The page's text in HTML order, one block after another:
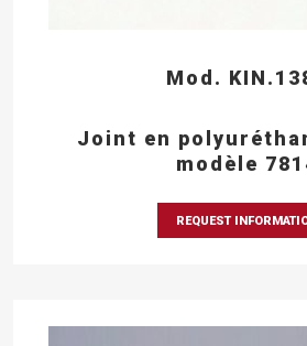
Mod.
Joint en
modèle
REQUEST